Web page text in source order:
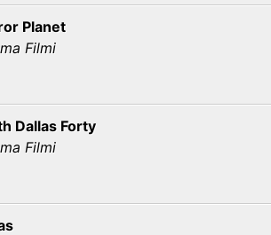
Planet
Filmi
Dallas Forty
Filmi